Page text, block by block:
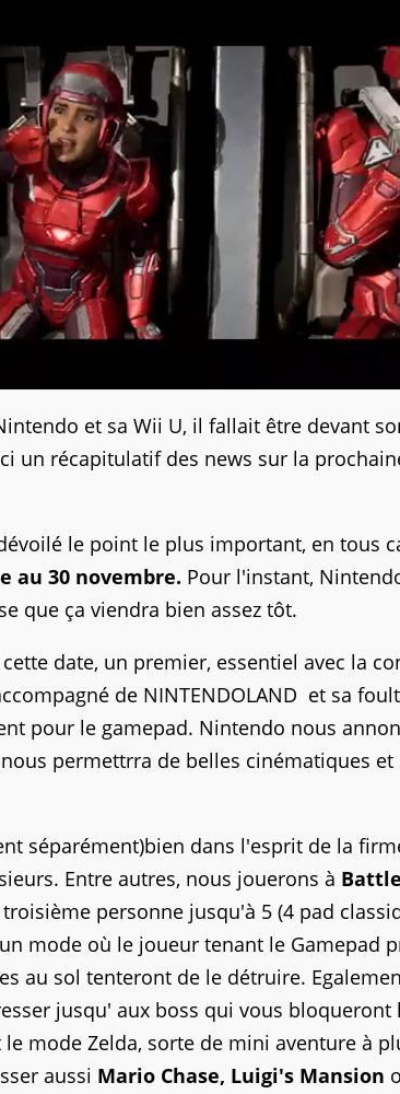
et sa Wii U, il fallait être devant
un récapitulatif des news sur la
le point le plus important, en tous
au 30 novembre. Pour l'instant,
que ça viendra bien assez tôt.
date, un premier, essentiel avec la
de NINTENDOLAND et sa
pour le gamepad. Nintendo nous
permettrra de belles cinématiques et
séparément)bien dans l'esprit de la
Entre autres, nous jouerons à
personne jusqu'à 5 (4 pad
mode où le joueur tenant le Gamepad
au sol tenteront de le détruire.
jusqu' aux boss qui vous bloqueront
mode Zelda, sorte de mini aventure à
aussi Mario Chase, Luigi's Mansion